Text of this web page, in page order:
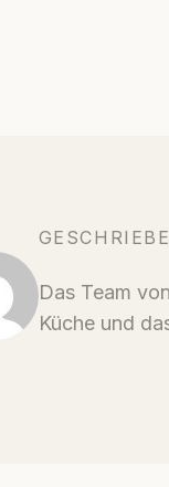
Das Team
Küche und